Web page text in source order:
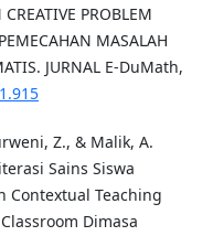
PROBLEM
MASALAH
JURNAL E-DuMath,
Z., & Malik, A.
Sains Siswa
Contextual Teaching
Dimasa